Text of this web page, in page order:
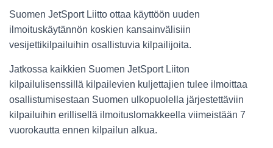
Suomen JetSport Liitto ottaa käyttöön uuden
ilmoituskäytännön koskien kansainvälisiin
vesijettikilpailuihin osallistuvia kilpailijoita.
Jatkossa kaikkien Suomen JetSport Liiton
kilpailulisenssillä kilpailevien kuljettajien tulee ilmoittaa
osallistumisestaan Suomen ulkopuolella järjestettäviin
kilpailuihin erillisellä ilmoituslomakkeella viimeistään 7
vuorokautta ennen kilpailun alkua.